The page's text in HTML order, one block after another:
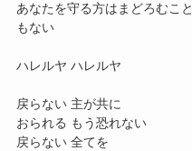
あなたを守る方はまどろむこと
もない
ハレルヤ ハレルヤ
戻らない 主が共に
おられる もう恐れない
戻らない 全てを